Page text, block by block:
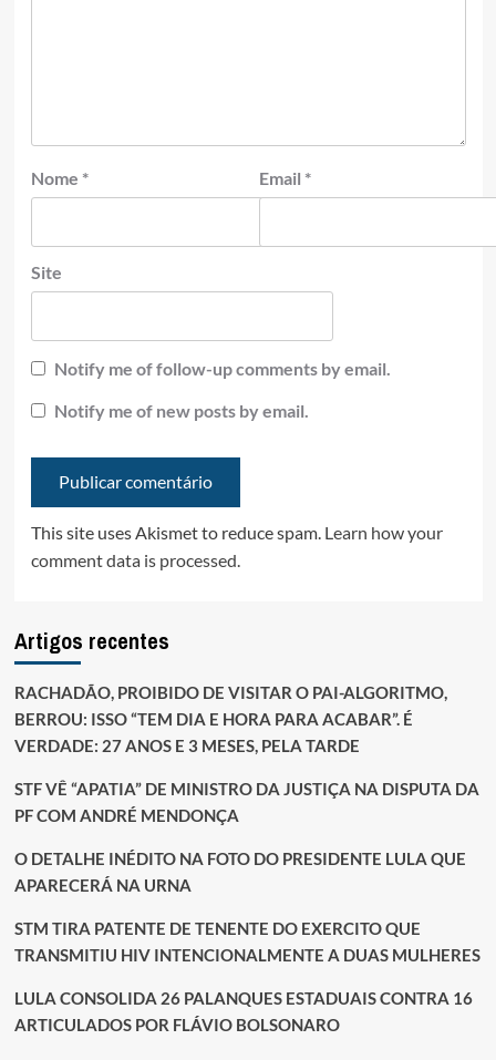
Nome * Email *
Site
Notify me of follow-up comments by email.
Notify me of new posts by email.
This site uses Akismet to reduce spam. Learn how your
comment data is processed.
Artigos recentes
RACHADÃO, PROIBIDO DE VISITAR O PAI-ALGORITMO,
BERROU: ISSO “TEM DIA E HORA PARA ACABAR”. É
VERDADE: 27 ANOS E 3 MESES, PELA TARDE
STF VÊ “APATIA” DE MINISTRO DA JUSTIÇA NA DISPUTA DA
PF COM ANDRÉ MENDONÇA
O DETALHE INÉDITO NA FOTO DO PRESIDENTE LULA QUE
APARECERÁ NA URNA
STM TIRA PATENTE DE TENENTE DO EXERCITO QUE
TRANSMITIU HIV INTENCIONALMENTE A DUAS MULHERES
LULA CONSOLIDA 26 PALANQUES ESTADUAIS CONTRA 16
ARTICULADOS POR FLÁVIO BOLSONARO